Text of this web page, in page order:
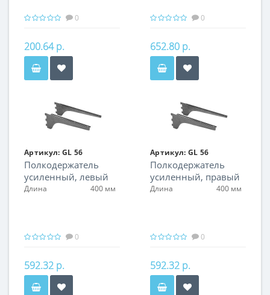
0
200.64 р.
0
652.80 р.
Артикул: GL 56
Полкодержатель
усиленный, левый
Длина 400 мм
0
592.32 р.
Артикул: GL 56
Полкодержатель
усиленный, правый
Длина 400 мм
0
592.32 р.